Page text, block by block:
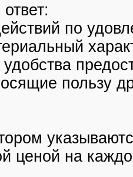
по
пользу
ценой на